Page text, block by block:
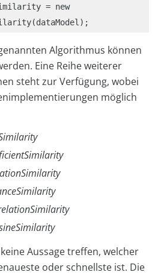
= new
Algorithmus können
Eine Reihe weiterer
steht zur Verfügung, wobei
möglich
Aussage treffen, welcher
oder schnellste ist. Die